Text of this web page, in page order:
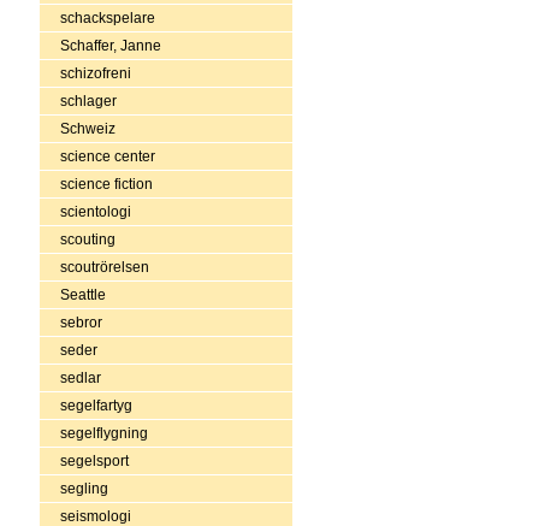
schackspelare
Schaffer, Janne
schizofreni
schlager
Schweiz
science center
science fiction
scientologi
scouting
scoutrörelsen
Seattle
sebror
seder
sedlar
segelfartyg
segelflygning
segelsport
segling
seismologi